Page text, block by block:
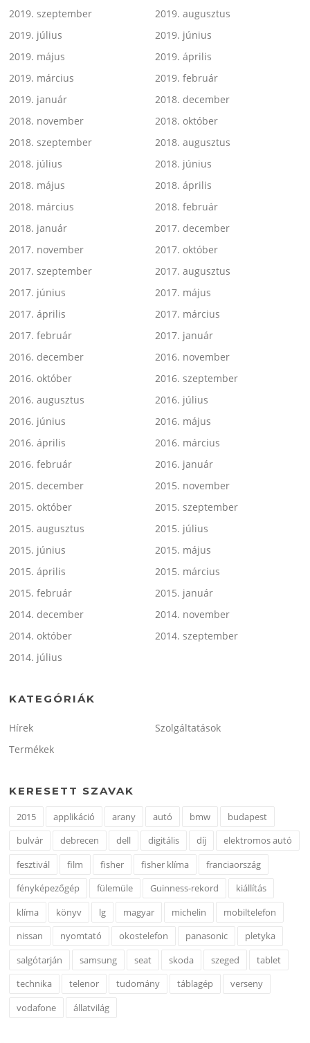
2019. szeptember
2019. augusztus
2019. július
2019. június
2019. május
2019. április
2019. március
2019. február
2019. január
2018. december
2018. november
2018. október
2018. szeptember
2018. augusztus
2018. július
2018. június
2018. május
2018. április
2018. március
2018. február
2018. január
2017. december
2017. november
2017. október
2017. szeptember
2017. augusztus
2017. június
2017. május
2017. április
2017. március
2017. február
2017. január
2016. december
2016. november
2016. október
2016. szeptember
2016. augusztus
2016. július
2016. június
2016. május
2016. április
2016. március
2016. február
2016. január
2015. december
2015. november
2015. október
2015. szeptember
2015. augusztus
2015. július
2015. június
2015. május
2015. április
2015. március
2015. február
2015. január
2014. december
2014. november
2014. október
2014. szeptember
2014. július
KATEGÓRIÁK
Hírek
Szolgáltatások
Termékek
KERESETT SZAVAK
2015 applikáció arany autó bmw
budapest
bulvár
debrecen dell digitális díj
elektromos autó
fesztivál
film fisher fisher klíma
franciaország
fényképezőgép
fülemüle Guinness-rekord
kiállítás
klíma
könyv lg magyar michelin
mobiltelefon
nissan
nyomtató okostelefon panasonic
pletyka
salgótarján
samsung seat skoda szeged
tablet
technika
telenor tudomány táblagép
verseny
vodafone
állatvilág